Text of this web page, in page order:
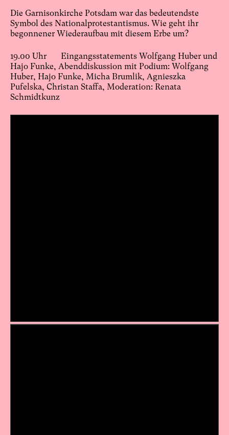
Die Garnisonkirche Potsdam war das bedeutendste
Symbol des Nationalprotestantismus. Wie geht ihr
begonnener Wiederaufbau mit diesem Erbe um?
19.00 Uhr Eingangsstatements Wolfgang Huber und
Hajo Funke, Abenddiskussion mit Podium: Wolfgang
Huber, Hajo Funke, Micha Brumlik, Agnieszka
Pufelska, Christan Staffa, Moderation: Renata
Schmidtkunz